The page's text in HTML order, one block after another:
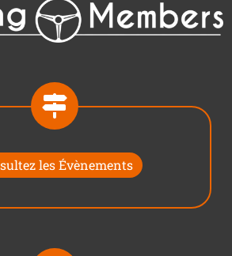
les Évènements